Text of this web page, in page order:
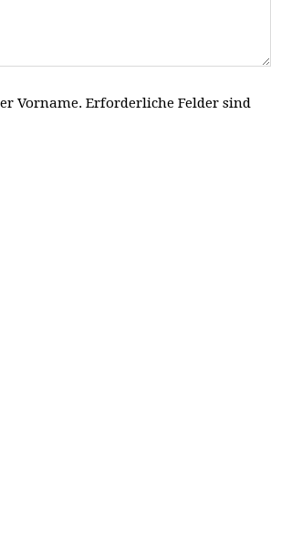
Vorname. Erforderliche Felder sind